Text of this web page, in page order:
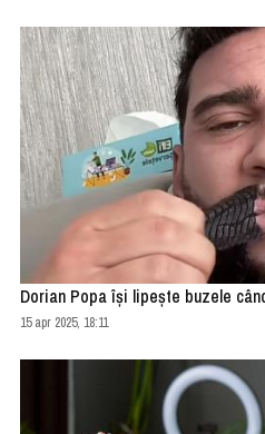
Dorian Popa își lipește buzele
15 apr 2025, 18:11